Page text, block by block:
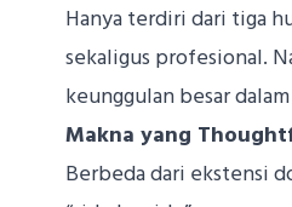
Hanya terdiri dari tiga
sekaligus profesional.
keunggulan besar dalam
Makna yang
Berbeda dari ekstensi